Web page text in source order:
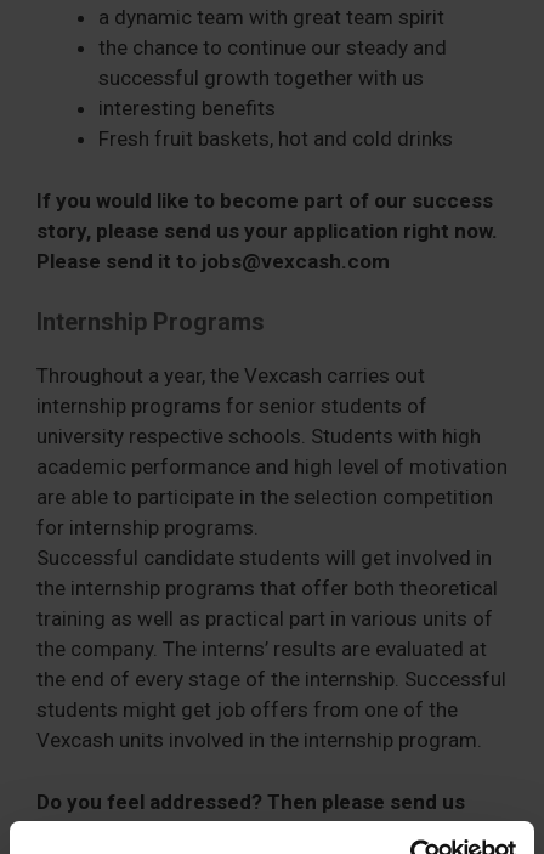
a dynamic team with great team spirit
the chance to continue our steady and
successful growth together with us
interesting benefits
Fresh fruit baskets, hot and cold drinks
If you would like to become part of our success
story, please send us your application right now.
Please send it to jobs@vexcash.com
Internship Programs
Throughout a year, the Vexcash carries out
internship programs for senior students of
university respective schools. Students with high
academic performance and high level of motivation
are able to participate in the selection competition
for internship programs.
Successful candidate students will get involved in
the internship programs that offer both theoretical
training as well as practical part in various units of
the company. The interns’ results are evaluated at
the end of every stage of the internship. Successful
students might get job offers from one of the
Vexcash units involved in the internship program.
Do you feel addressed? Then please send us